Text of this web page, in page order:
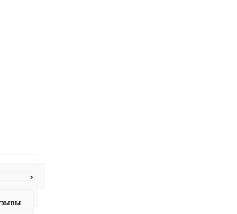
купить